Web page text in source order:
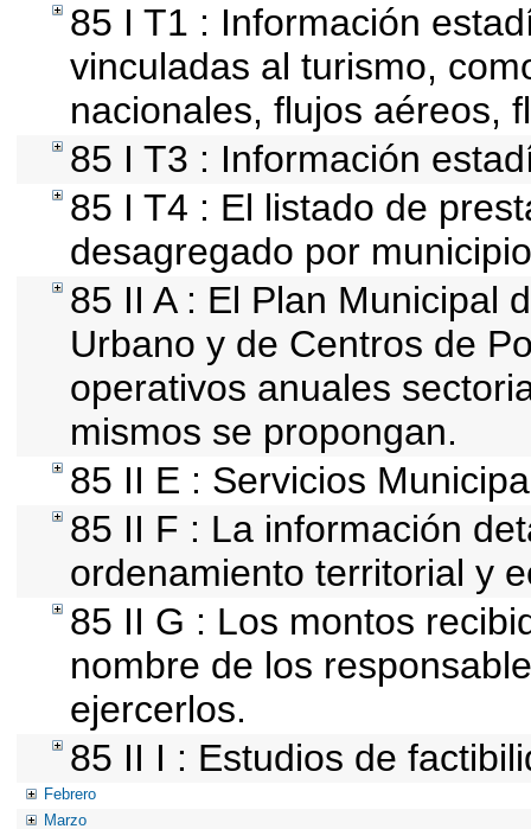
85 I T1 : Información
vinculadas al turismo,
nacionales, flujos aéreos,
85 I T3 : Información
85 I T4 : El listado de
desagregado por
85 II A : El Plan Municipal
Urbano y de Centros de
operativos anuales
mismos se propongan.
85 II E : Servicios
85 II F : La información
ordenamiento territorial y
85 II G : Los montos
nombre de los
ejercerlos.
85 II I : Estudios de
Febrero
Marzo